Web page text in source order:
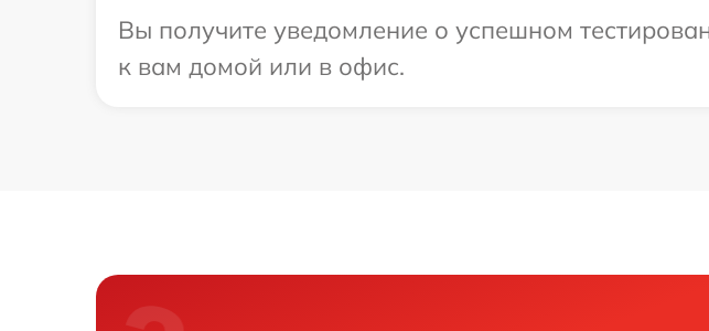
Вы получите уведомление о успешном
к вам домой или в офис.